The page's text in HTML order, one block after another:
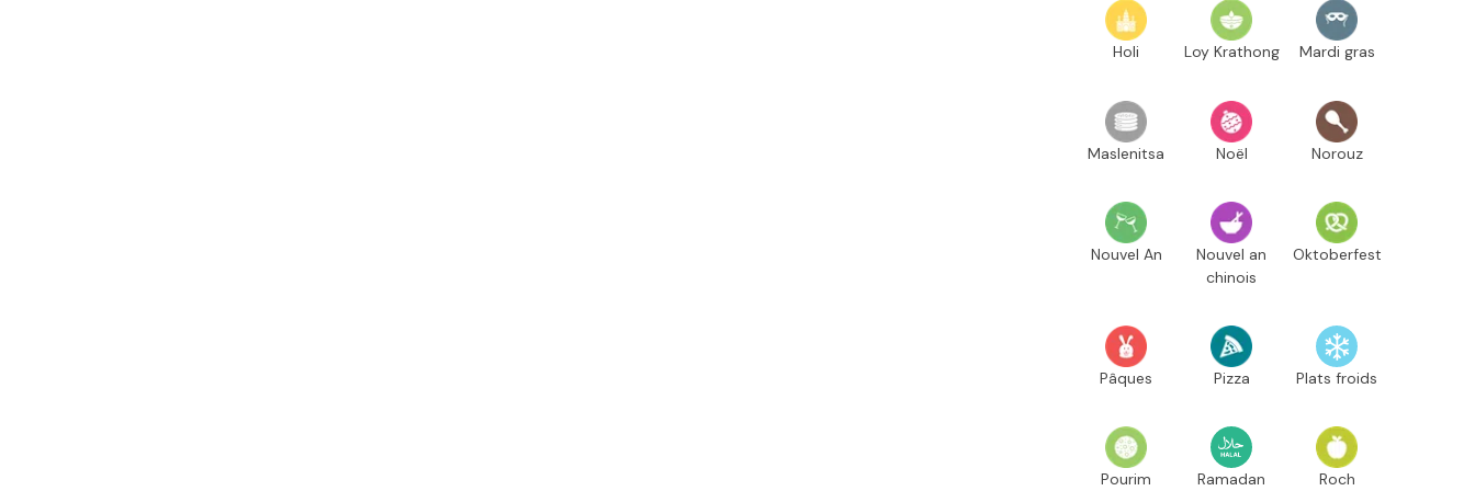
Holi Loy Krathong Mardi gras
Maslenitsa Noël Norouz
Nouvel An
Nouvel an
chinois
Oktoberfest
Pâques Pizza Plats froids
Pourim Ramadan Roch